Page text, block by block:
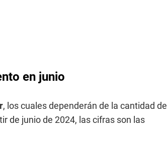
en junio
, los cuales dependerán de la cantidad de
de junio de 2024, las cifras son las